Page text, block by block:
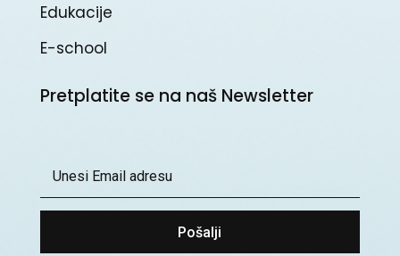
Edukacije
E-school
Pretplatite se na naš Newsletter
Pošalji